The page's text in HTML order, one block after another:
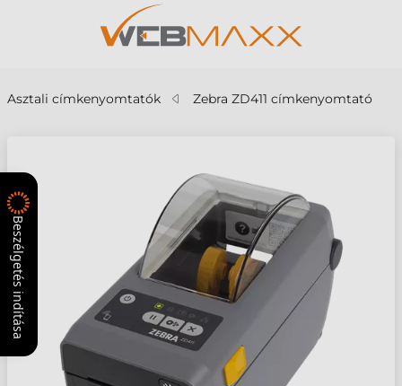
Asztali címkenyomtatók Zebra ZD411 címkenyomtató
Beszélgetés indítása